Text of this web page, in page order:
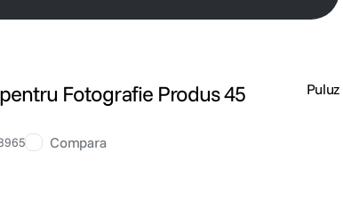
Fotografie Produs 45
Compara
Puluz